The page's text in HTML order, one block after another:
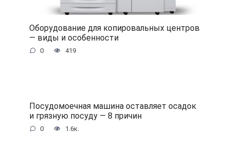
Оборудование для копировальных центров
— виды и особенности
0 419
Посудомоечная машина оставляет осадок
и грязную посуду — 8 причин
0 1.6к.